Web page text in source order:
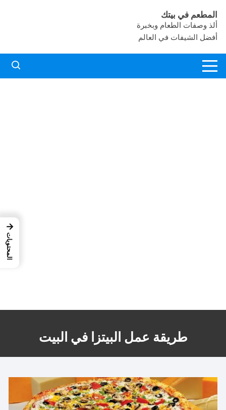
إلى
المحتوى
المطعم في بيتك
ألذ وصفات الطعام وبخبرة
أفضل الشيفات في العالم
طريقة عمل البيتزا في البيت
→
المحتويات